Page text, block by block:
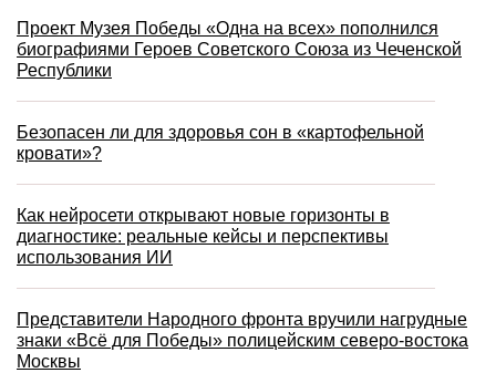
Проект Музея Победы «Одна на всех» пополнился
биографиями Героев Советского Союза из Чеченской
Республики
Безопасен ли для здоровья сон в «картофельной
кровати»?
Как нейросети открывают новые горизонты в
диагностике: реальные кейсы и перспективы
использования ИИ
Представители Народного фронта вручили нагрудные
знаки «Всё для Победы» полицейским северо-востока
Москвы